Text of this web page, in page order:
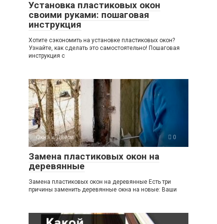
Установка пластиковых окон
своими руками: пошаговая
инструкция
Хотите сэкономить на установке пластиковых окон?
Узнайте, как сделать это самостоятельно! Пошаговая
инструкция с
Окна и Двери 0
Замена пластиковых окон на
деревянные
Замена пластиковых окон на деревянные Есть три
причины заменить деревянные окна на новые: Ваши